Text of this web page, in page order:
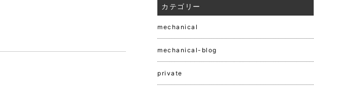
カテゴリー
mechanical
mechanical-blog
private